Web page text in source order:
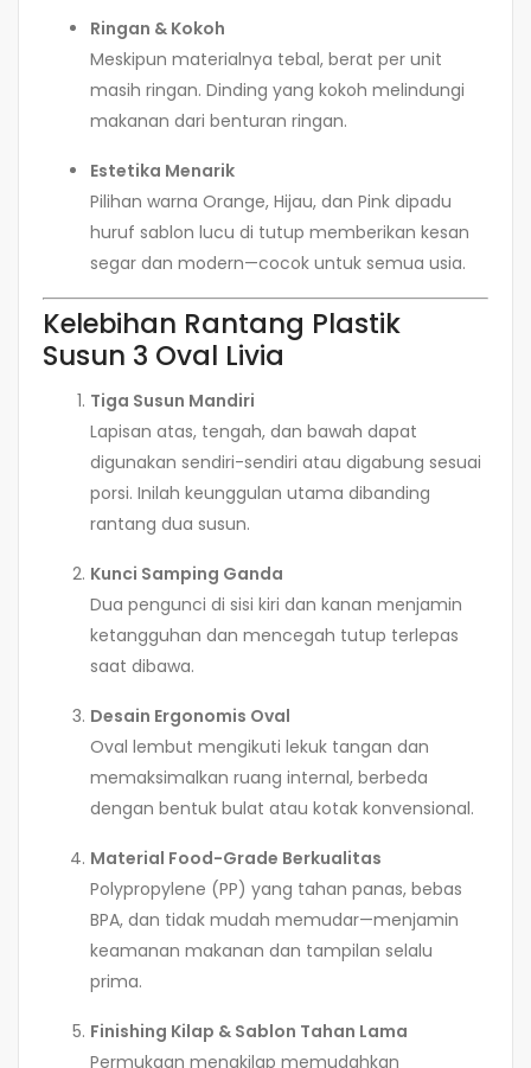
Ringan & Kokoh
Meskipun materialnya tebal, berat per unit
masih ringan. Dinding yang kokoh melindungi
makanan dari benturan ringan.
Estetika Menarik
Pilihan warna Orange, Hijau, dan Pink dipadu
huruf sablon lucu di tutup memberikan kesan
segar dan modern—cocok untuk semua usia.
Kelebihan Rantang Plastik
Susun 3 Oval Livia
Tiga Susun Mandiri
Lapisan atas, tengah, dan bawah dapat
digunakan sendiri-sendiri atau digabung sesuai
porsi. Inilah keunggulan utama dibanding
rantang dua susun.
Kunci Samping Ganda
Dua pengunci di sisi kiri dan kanan menjamin
ketangguhan dan mencegah tutup terlepas
saat dibawa.
Desain Ergonomis Oval
Oval lembut mengikuti lekuk tangan dan
memaksimalkan ruang internal, berbeda
dengan bentuk bulat atau kotak konvensional.
Material Food-Grade Berkualitas
Polypropylene (PP) yang tahan panas, bebas
BPA, dan tidak mudah memudar—menjamin
keamanan makanan dan tampilan selalu
prima.
Finishing Kilap & Sablon Tahan Lama
Permukaan mengkilap memudahkan